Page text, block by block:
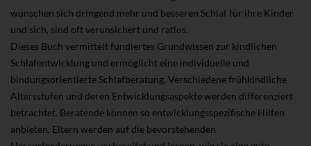
wünschen sich dringend mehr und besseren Schlaf für ihre Kinder
und sich, sind oft verunsichert und ratlos.
Dieses Buch vermittelt fundiertes Grundwissen zur kindlichen
Schlafentwicklung und ermöglicht eine individuelle und
bindungsorientierte Schlafberatung. Verschiedene frühkindliche
Altersstufen und deren Entwicklungsaspekte werden differenziert
betrachtet. Beratende können so entwicklungsspezifische Hilfen
anbieten. Eltern werden auf die bevorstehenden